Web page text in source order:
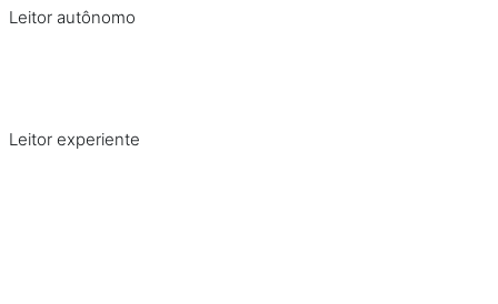
Leitor autônomo
Leitor experiente